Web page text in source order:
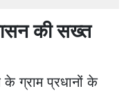
की सख्त
ग्राम प्रधानों के